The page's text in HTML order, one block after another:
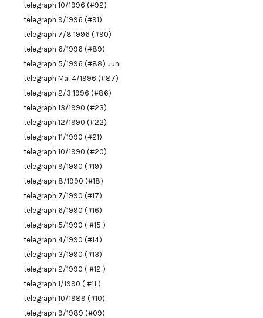
telegraph 10/1996 (#92)
telegraph 9/1996 (#91)
telegraph 7/8 1996 (#90)
telegraph 6/1996 (#89)
telegraph 5/1996 (#88) Juni
telegraph Mai 4/1996 (#87)
telegraph 2/3 1996 (#86)
telegraph 13/1990 (#23)
telegraph 12/1990 (#22)
telegraph 11/1990 (#21)
telegraph 10/1990 (#20)
telegraph 9/1990 (#19)
telegraph 8/1990 (#18)
telegraph 7/1990 (#17)
telegraph 6/1990 (#16)
telegraph 5/1990 ( #15 )
telegraph 4/1990 (#14)
telegraph 3/1990 (#13)
telegraph 2/1990 ( #12 )
telegraph 1/1990 ( #11 )
telegraph 10/1989 (#10)
telegraph 9/1989 (#09)